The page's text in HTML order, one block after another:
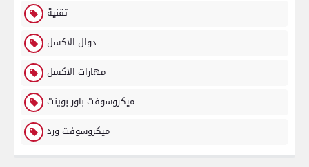
تقنية
دوال الاكسل
مهارات الاكسل
ميكروسوفت باور بوينت
ميكروسوفت ورد